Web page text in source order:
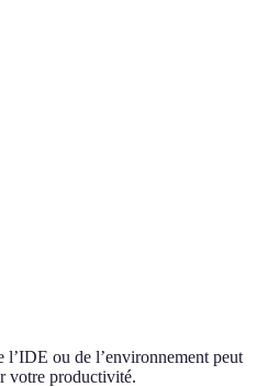
l’IDE ou de l’environnement peut
votre productivité.